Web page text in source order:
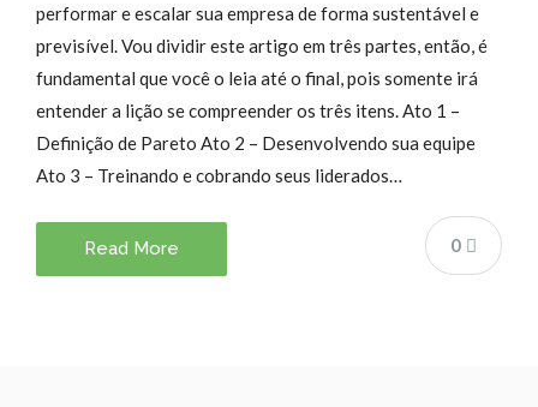
performar e escalar sua empresa de forma sustentável e
previsível. Vou dividir este artigo em três partes, então, é
fundamental que você o leia até o final, pois somente irá
entender a lição se compreender os três itens. Ato 1 –
Definição de Pareto Ato 2 – Desenvolvendo sua equipe
Ato 3 – Treinando e cobrando seus liderados…
0
Read More